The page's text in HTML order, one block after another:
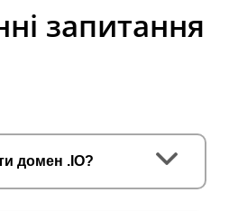
запитання
домен .IO?